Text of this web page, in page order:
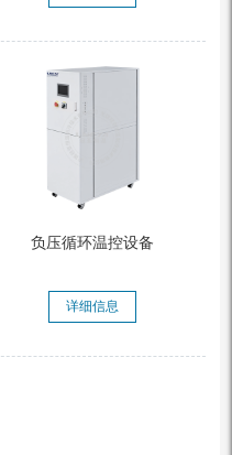
负压循环温控设备
详细信息